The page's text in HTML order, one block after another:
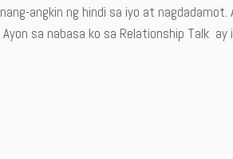
nang-angkin ng hindi sa iyo at
Ayon sa nabasa ko sa Relationship Talk